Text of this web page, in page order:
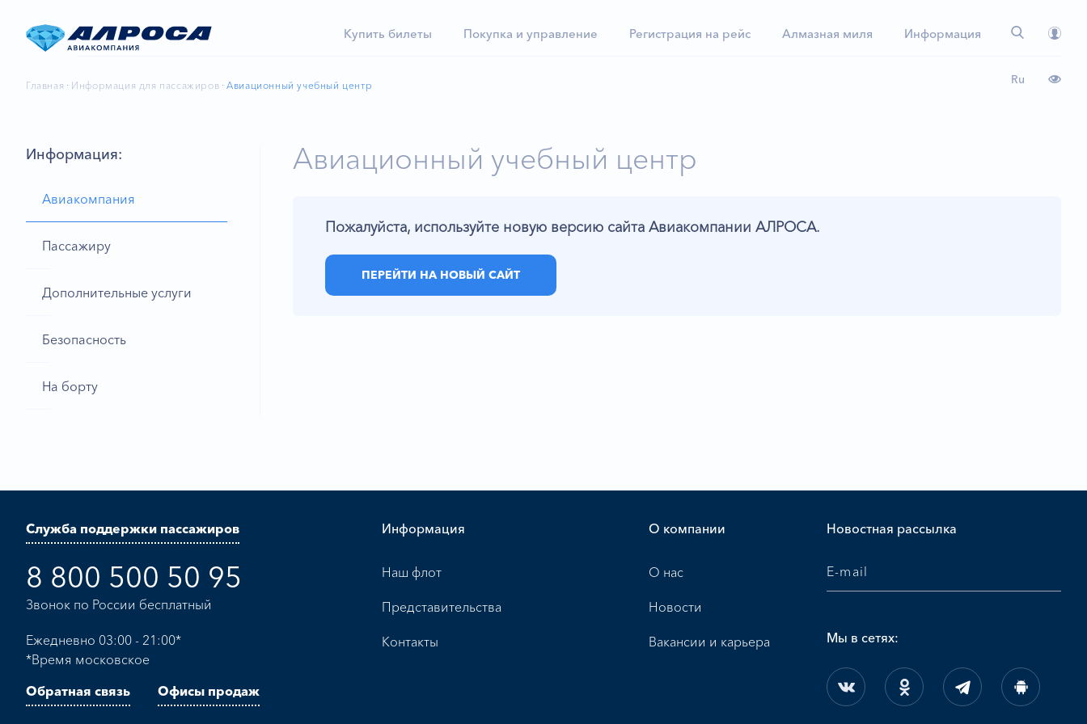
Купить билеты Покупка и управление Регистрация на рейс Алмазная миля Информация
Ru
Главная Информация для пассажиров Авиационный учебный центр
Информация:
Авиакомпания
Пассажиру
Дополнительные услуги
Безопасность
На борту
Авиационный учебный центр
Пожалуйста, используйте новую версию сайта Авиакомпании АЛРОСА.
ПЕРЕЙТИ НА НОВЫЙ САЙТ
Служба поддержки пассажиров
8 800 500 50 95
Звонок по России бесплатный
Ежедневно 03:00 - 21:00*
*Время московское
Обратная связь
Офисы продаж
Информация
Наш флот
Представительства
Контакты
О компании
О нас
Новости
Вакансии и карьера
Новостная рассылка
Мы в сетях: